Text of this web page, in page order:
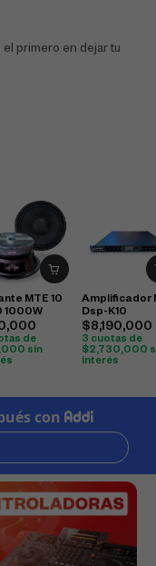
primero en dejar tu
MTE 10
1000W
de
sin
Amplificador
Dsp-K10
$8,190,000
3 cuotas de
$2,730,000
interés